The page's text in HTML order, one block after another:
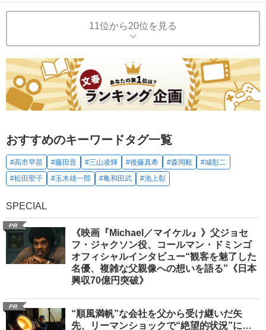
11位から20位を見る
おすすめのキーワードタグ一覧
#高市早苗 #藤田晋 #三山凌輝 #後藤真希 #森岡毅
#城彰二
#松田聖子
#玉木雄一郎 #亀和田武 #池上彰
SPECIAL
PR
《映画『Michael／マイケル』》父ジョセ
フ・ジャクソン役、コールマン・ドミンゴ
オフィシャルインタビュー“観客を魅了した
名優、複雑な父親像への想いを語る”《日本
興収70億円突破》
PR
“順風満帆”な会社を父から受け継いだ矢
先、リーマンショックで“絶望的状況”に…